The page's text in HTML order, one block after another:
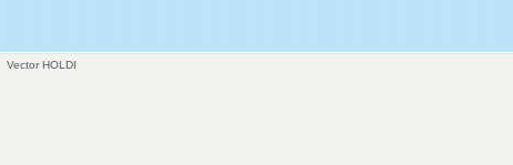
Vector HOLDI